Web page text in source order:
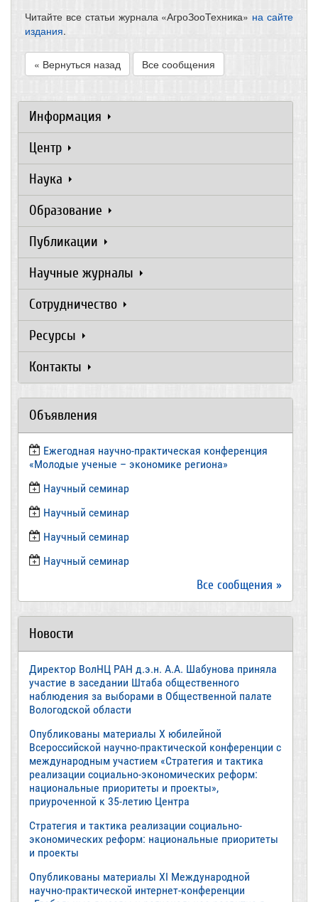
Читайте все статьи журнала «АгроЗооТехника» на сайте
издания.
« Вернуться назад Все сообщения
Информация
Центр
Наука
Образование
Публикации
Научные журналы
Сотрудничество
Ресурсы
Контакты
Объявления
Ежегодная научно-практическая конференция
«Молодые ученые – экономике региона»
​Научный семинар
​Научный семинар
Научный семинар
​Научный семинар
Все сообщения »
Новости
Директор ВолНЦ РАН д.э.н. А.А. Шабунова приняла
участие в заседании Штаба общественного
наблюдения за выборами в Общественной палате
Вологодской области
Опубликованы материалы X юбилейной
Всероссийской научно-практической конференции с
международным участием «Стратегия и тактика
реализации социально-экономических реформ:
национальные приоритеты и проекты»,
приуроченной к 35-летию Центра
Стратегия и тактика реализации социально-
экономических реформ: национальные приоритеты
и проекты
Опубликованы материалы XI Международной
научно-практической интернет-конференции